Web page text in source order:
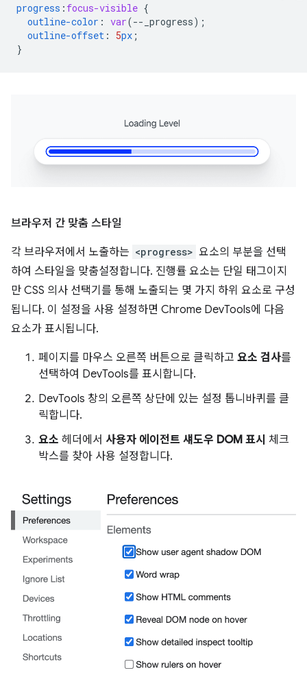
progress : focus-visible {
outline-color : var(-- _progress);
outline-offset : 5px ;
}
브라우저 간 맞춤 스타일
각 브라우저에서 노출하는 <progress> 요소의 부분을 선택
하여 스타일을 맞춤설정합니다. 진행률 요소는 단일 태그이지
만 CSS 의사 선택기를 통해 노출되는 몇 가지 하위 요소로 구성
됩니다. 이 설정을 사용 설정하면 Chrome DevTools에 다음
요소가 표시됩니다.
페이지를 마우스 오른쪽 버튼으로 클릭하고 요소 검사를
선택하여 DevTools를 표시합니다.
DevTools 창의 오른쪽 상단에 있는 설정 톱니바퀴를 클
릭합니다.
요소 헤더에서 사용자 에이전트 섀도우 DOM 표시 체크
박스를 찾아 사용 설정합니다.